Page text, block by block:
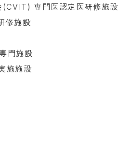
(CVIT) 専門医認定医研修施設
修施設
門施設
施施設